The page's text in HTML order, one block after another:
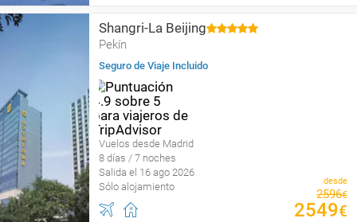
Shangri-La Beijing
Pekín
Seguro de Viaje Incluido
Vuelos desde Madrid
8 días / 7 noches
Salida el 16 ago 2026
Sólo alojamiento
desde
2596€
2549€